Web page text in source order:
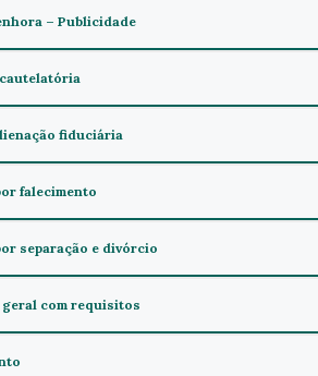
– Publicidade
fiduciária
falecimento
separação e divórcio
com requisitos